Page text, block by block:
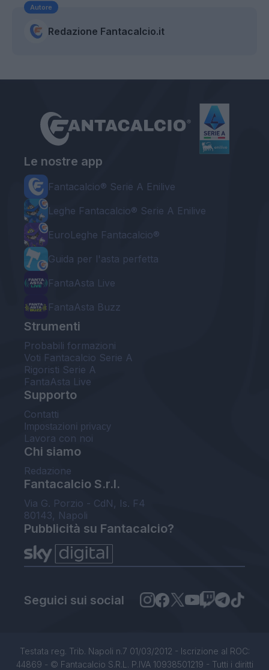
Autore
Redazione Fantacalcio.it
Le nostre app
Fantacalcio® Serie A Enilive
Leghe Fantacalcio® Serie A Enilive
EuroLeghe Fantacalcio®
Guida per l'asta perfetta
FantaAsta Live
FantaAsta Buzz
Strumenti
Probabili formazioni
Voti Fantacalcio Serie A
Rigoristi Serie A
FantaAsta Live
Supporto
Contatti
Impostazioni privacy
Lavora con noi
Chi siamo
Redazione
Fantacalcio S.r.l.
Via G. Porzio - CdN, Is. F4
80143, Napoli
Pubblicità su Fantacalcio?
Seguici sui social
Testata reg. Trib. Napoli n.7 01/03/2012 - Iscrizione al ROC:
44869 - © Fantacalcio S.R.L. P.IVA 10938501219 - Tutti i diritti